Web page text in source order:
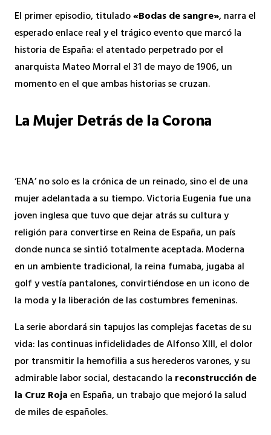
El primer episodio, titulado«Bodas de sangre», narra el
esperado enlace real y el trágico evento que marcó la
historia de España: el atentado perpetrado por el
anarquista Mateo Morral el 31 de mayo de 1906, un
momento en el que ambas historias se cruzan.
La Mujer Detrás de la Corona
‘ENA’ no solo es la crónica de un reinado, sino el de una
mujer adelantada a su tiempo. Victoria Eugenia fue una
joven inglesa que tuvo que dejar atrás su cultura y
religión para convertirse en Reina de España, un país
donde nunca se sintió totalmente aceptada. Moderna
en un ambiente tradicional, la reina fumaba, jugaba al
golf y vestía pantalones, convirtiéndose en un icono de
la moda y la liberación de las costumbres femeninas.
La serie abordará sin tapujos las complejas facetas de su
vida: las continuas infidelidades de Alfonso XIII, el dolor
por transmitir la hemofilia a sus herederos varones, y su
admirable labor social, destacando la reconstrucción de
la Cruz Rojaen España, un trabajo que mejoró la salud
de miles de españoles.